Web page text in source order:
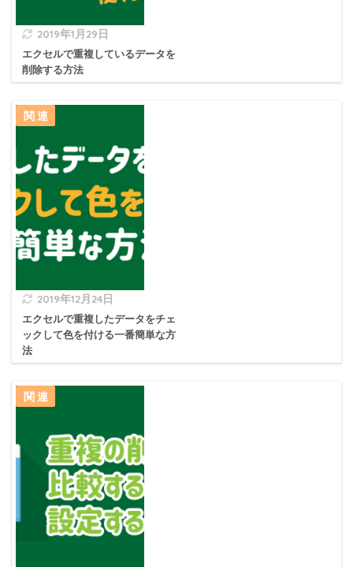
2019年1月29日
エクセルで重複しているデータを
削除する方法
2019年12月24日
エクセルで重複したデータをチェ
ックして色を付ける一番簡単な方
法